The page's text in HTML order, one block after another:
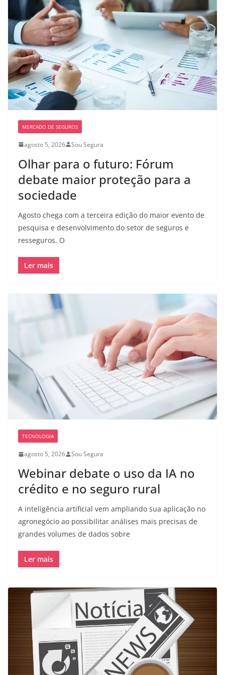
MERCADO DE SEGUROS
agosto 5, 2026 Sou Segura
Olhar para o futuro: Fórum
debate maior proteção para a
sociedade
Agosto chega com a terceira edição do maior evento de
pesquisa e desenvolvimento do setor de seguros e
resseguros. O
Ler mais
TECNOLOGIA
agosto 5, 2026 Sou Segura
Webinar debate o uso da IA no
crédito e no seguro rural
A inteligência artificial vem ampliando sua aplicação no
agronegócio ao possibilitar análises mais precisas de
grandes volumes de dados sobre
Ler mais